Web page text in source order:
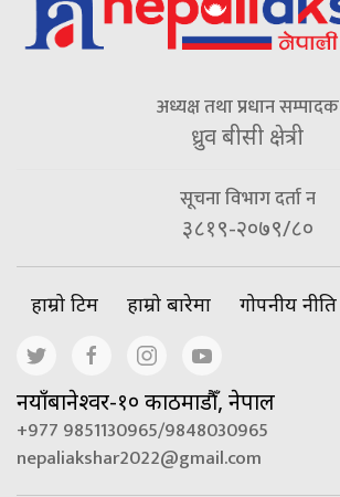
अध्यक्ष तथा प्रधान सम्पादक
ध्रुव बीसी क्षेत्री
सूचना विभाग दर्ता न
३८१९-२०७९/८०
हाम्रो टिम हाम्रो बारेमा गोपनीय नीति
नयाँबानेश्वर-१० काठमाडौँ, नेपाल
+977 9851130965/9848030965
nepaliakshar2022@gmail.com